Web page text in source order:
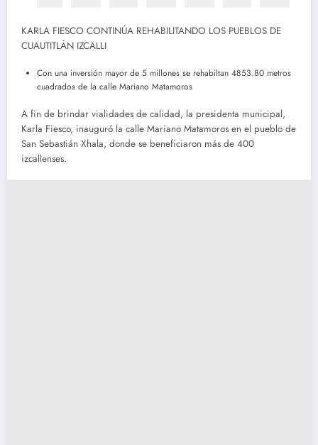
KARLA FIESCO CONTINÚA REHABILITANDO LOS PUEBLOS DE
CUAUTITLÁN IZCALLI
Con una inversión mayor de 5 millones se rehabiltan 4853.80 metros
cuadrados de la calle Mariano Matamoros
A fin de brindar vialidades de calidad, la presidenta municipal,
Karla Fiesco, inauguró la calle Mariano Matamoros en el pueblo de
San Sebastián Xhala, donde se beneficiaron más de 400
izcallenses.